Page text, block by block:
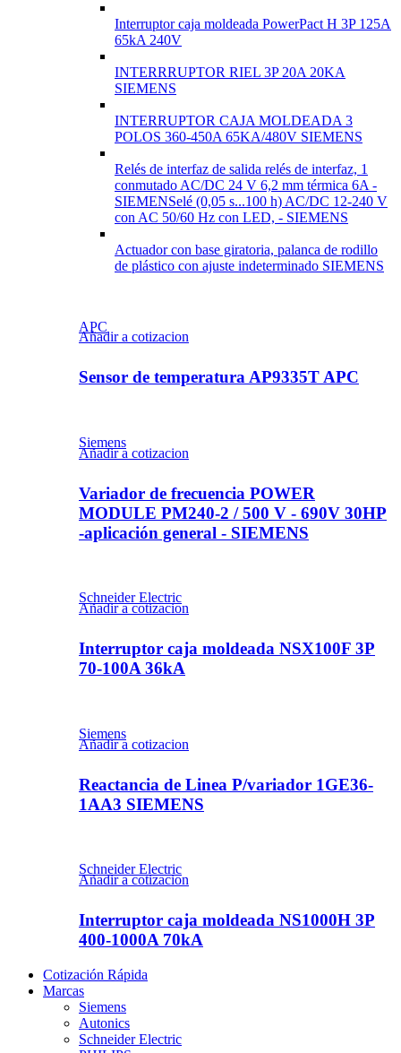
Interruptor caja moldeada PowerPact H 3P 125A
65kA 240V
INTERRRUPTOR RIEL 3P 20A 20KA
SIEMENS
INTERRUPTOR CAJA MOLDEADA 3
POLOS 360-450A 65KA/480V SIEMENS
Relés de interfaz de salida relés de interfaz, 1
conmutado AC/DC 24 V 6,2 mm térmica 6A -
SIEMENSelé (0,05 s...100 h) AC/DC 12-240 V
con AC 50/60 Hz con LED, - SIEMENS
Actuador con base giratoria, palanca de rodillo
de plástico con ajuste indeterminado SIEMENS
APC
Añadir a cotizacion
Sensor de temperatura AP9335T APC
Siemens
Añadir a cotizacion
Variador de frecuencia POWER
MODULE PM240-2 / 500 V - 690V 30HP
-aplicación general - SIEMENS
Schneider Electric
Añadir a cotizacion
Interruptor caja moldeada NSX100F 3P
70-100A 36kA
Siemens
Añadir a cotizacion
Reactancia de Linea P/variador 1GE36-
1AA3 SIEMENS
Schneider Electric
Añadir a cotizacion
Interruptor caja moldeada NS1000H 3P
400-1000A 70kA
Cotización Rápida
Marcas
Siemens
Autonics
Schneider Electric